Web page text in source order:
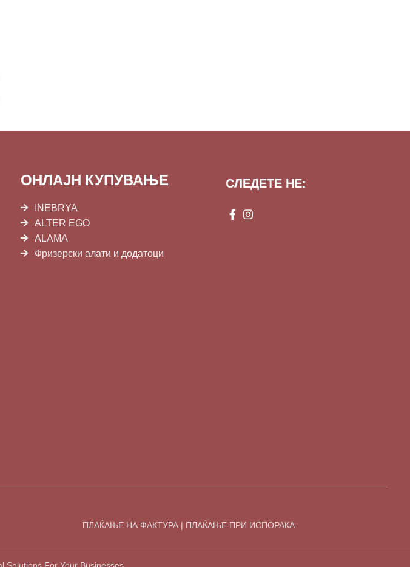
ОНЛАЈН КУПУВАЊЕ
INEBRYA
ALTER EGO
ALAMA
Фризерски алати и додатоци
СЛЕДЕТЕ НЕ:
ПЛАЌАЊЕ НА ФАКТУРА | ПЛАЌАЊЕ ПРИ ИСПОРАКА
Solutions For Your Businesses.